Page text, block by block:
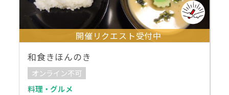
開催リクエスト受付中
和食きほんのき
オンライン不可
料理・グルメ